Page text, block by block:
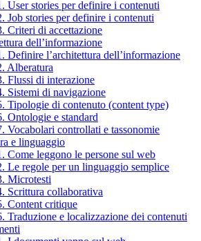
User stories per definire i contenuti
Job stories per definire i contenuti
Criteri di accettazione
dell’informazione
Definire l’architettura dell’informazione
Alberatura
Flussi di interazione
Sistemi di navigazione
Tipologie di contenuto (content type)
Ontologie e standard
Vocabolari controllati e tassonomie
e linguaggio
Come leggono le persone sul web
Le regole per un linguaggio semplice
Microtesti
Scrittura collaborativa
Content critique
Traduzione e localizzazione dei contenuti